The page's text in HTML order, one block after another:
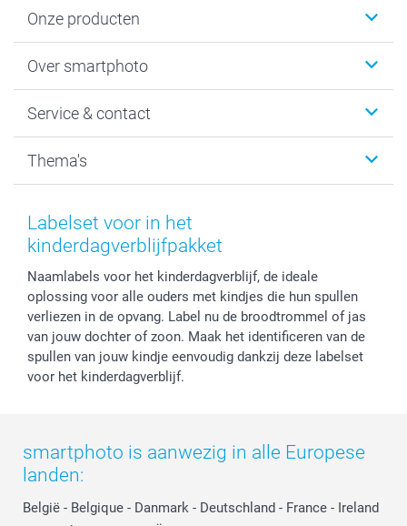
Onze producten
Fotoboeken
Fotocadeaus
Kaarten
Over smartphoto
Vacatures
Bestelproces
Herroepingsrecht
Privacy
Reviews
Prijslijst
Investor Relations
Service & contact
Tevredenheidsgarantie
Mijn orderstatus
smartbonus
service@smartphoto.nl
Affiliate partnerprogramma
Partnerships
Influencer partnerprogramma
Thema's
Baby
Moederdag
Huwelijk
Labelset voor in het
kinderdagverblijfpakket
Naamlabels voor het kinderdagverblijf, de ideale
oplossing voor alle ouders met kindjes die hun spullen
verliezen in de opvang. Label nu de broodtrommel of jas
van jouw dochter of zoon. Maak het identificeren van de
spullen van jouw kindje eenvoudig dankzij deze labelset
voor het kinderdagverblijf.
smartphoto is aanwezig in alle Europese
landen:
België - Belgique - Danmark - Deutschland - France - Ireland